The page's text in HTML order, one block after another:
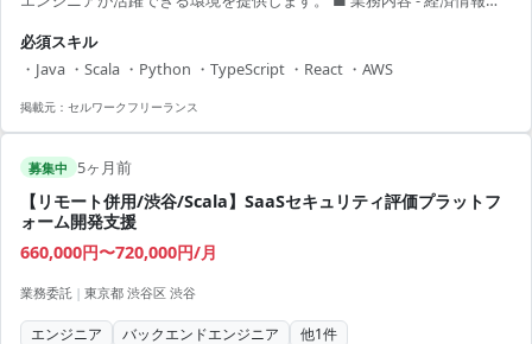
ログラミング言語を活用したアプリケーション開発 【アピールポイン
ト】 ・少人数チームでの自由度の高い開発環境 ・多様な技術スタック
に触れるチャンス ・ペアプロやモブプロを通じてスキルアップ可能 ・
必須スキル
・Java ・Scala ・Python ・TypeScript ・React ・AWS
掲載元： セルワークフリーランス
募集中 5ヶ月前
【リモート併用/渋谷/Scala】SaaSセキュリティ評価プラットフ
ォーム開発支援
660,000円〜720,000円/月
業務委託 | 東京都 渋谷区 渋谷
エンジニア バックエンドエンジニア 他1件